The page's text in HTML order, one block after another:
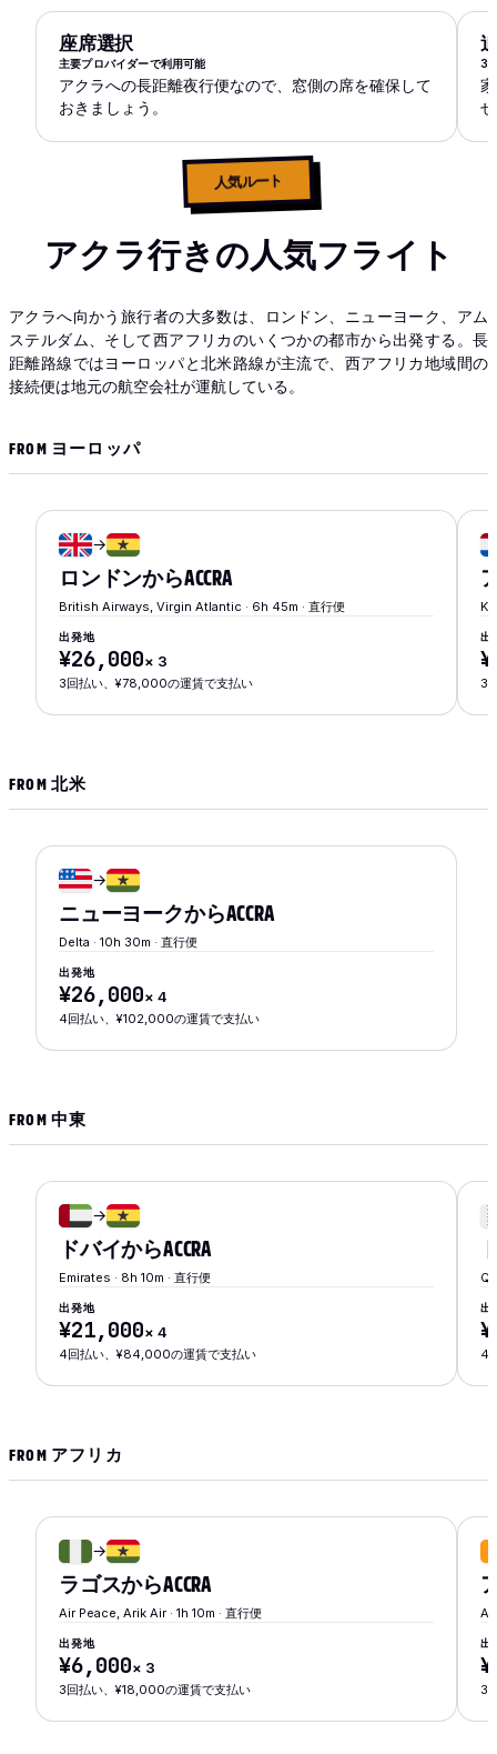
座席選択
主要プロバイダーで利用可能
アクラへの長距離夜行便なので、窓側の席を確保して
おきましょう。
3
人気ルート
アクラ行きの人気フライト
アクラへ向かう旅行者の大多数は、ロンドン、ニューヨーク、アム
ステルダム、そして西アフリカのいくつかの都市から出発する。長
距離路線ではヨーロッパと北米路線が主流で、西アフリカ地域間の
接続便は地元の航空会社が運航している。
FROM ヨーロッパ
→
ロンドンからACCRA
British Airways, Virgin Atlantic · 6h 45m · 直行便
出発地
¥26,000× 3
3回払い、¥78,000の運賃で支払い
出
3
FROM 北米
→
ニューヨークからACCRA
Delta · 10h 30m · 直行便
出発地
¥26,000× 4
4回払い、¥102,000の運賃で支払い
FROM 中東
→
ドバイからACCRA
Emirates · 8h 10m · 直行便
出発地
¥21,000× 4
4回払い、¥84,000の運賃で支払い
出
4
FROM アフリカ
→
ラゴスからACCRA
Air Peace, Arik Air · 1h 10m · 直行便
出発地
¥6,000× 3
3回払い、¥18,000の運賃で支払い
出
3